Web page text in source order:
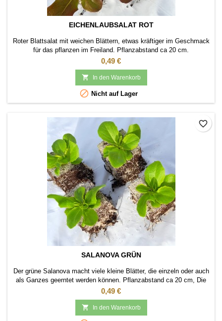
EICHENLAUBSALAT ROT
Roter Blattsalat mit weichen Blättern, etwas kräftiger im Geschmack
für das pflanzen im Freiland. Pflanzabstand ca 20 cm.
Preis
0,49 €
 In den Warenkorb
 Nicht auf Lager
SALANOVA GRÜN
Der grüne Salanova macht viele kleine Blätter, die einzeln oder auch
als Ganzes geerntet werden können. Pflanzabstand ca 20 cm, Die
kleinen Salatblätter bleiben länger frisch.
Preis
0,49 €
 In den Warenkorb
favorite_border